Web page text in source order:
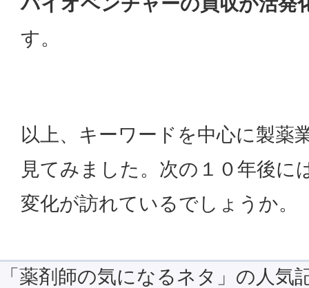
す。
以上、キーワードを中心に製薬
見てみました。次の１０年後に
変化が訪れているでしょうか。
「薬剤師の気になるネタ」の人気